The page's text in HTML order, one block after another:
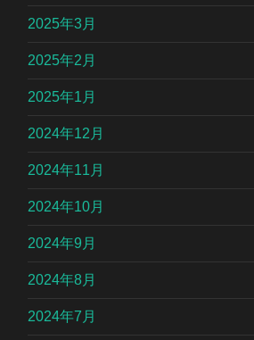
2025年3月
2025年2月
2025年1月
2024年12月
2024年11月
2024年10月
2024年9月
2024年8月
2024年7月